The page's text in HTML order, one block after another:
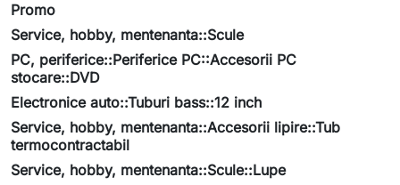
Promo
Service, hobby, mentenanta::Scule
PC, periferice::Periferice PC::Accesorii PC
stocare::DVD
Electronice auto::Tuburi bass::12 inch
Service, hobby, mentenanta::Accesorii lipire::Tub
termocontractabil
Service, hobby, mentenanta::Scule::Lupe